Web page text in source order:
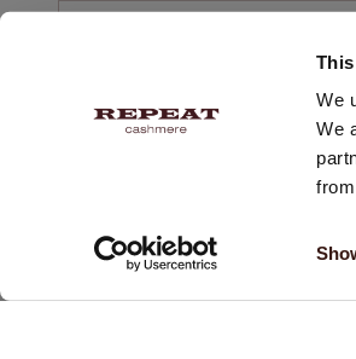
We
We
goeie
goeie producten.